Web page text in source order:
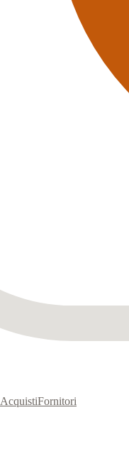
AcquistiFornitori